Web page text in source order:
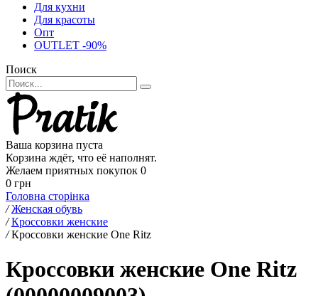
Для кухни
Для красоты
Опт
OUTLET -90%
Поиск
Ваша корзина пуста
Корзина ждёт, что её наполнят.
Желаем приятных покупок 0
0 грн
Головна сторінка
/ Женская обувь
/ Кроссовки женские
/ Кроссовки женские One Ritz
Кроссовки женские One Ritz